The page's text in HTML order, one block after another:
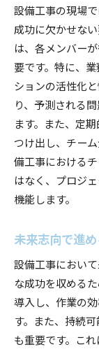
設備工事の現場
成功に欠かせな
は、各メンバー
要です。特に、
ションの活性化
り、予測される
ます。また、定
つけ出し、チー
備工事における
はなく、プロジ
機能します。
未来志向で進
設備工事におい
な成功を収める
導入し、作業の
す。また、持続
も重要です。こ